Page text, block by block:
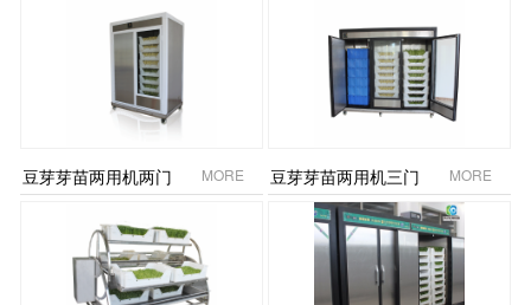
豆芽芽苗两用机两门 MORE 豆芽芽苗两用机三门 MORE